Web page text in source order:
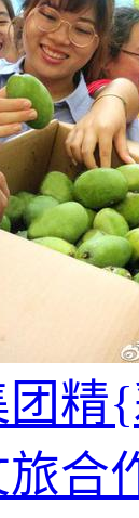
团精
合